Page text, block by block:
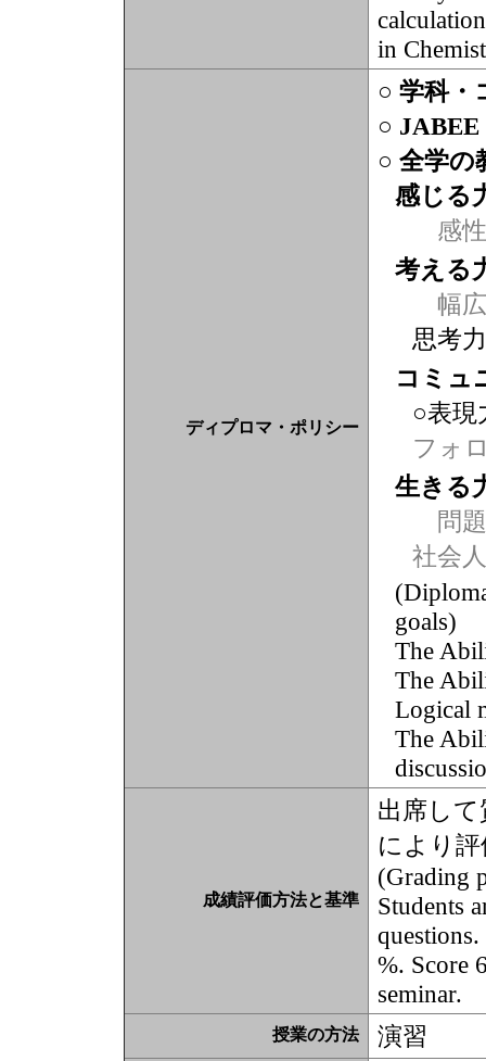
in
ディプロマ・ポリシー
○ 学科・
○
○ 全学の
感じる
感性
考える
幅
思考力
コミュ
○表現
フォ
生きる
問題
社会
goals)
The
The
Logical
The
成績評価方法と基準
出席し
により
(Grading
Students
%. Score
seminar.
授業の方法 演習